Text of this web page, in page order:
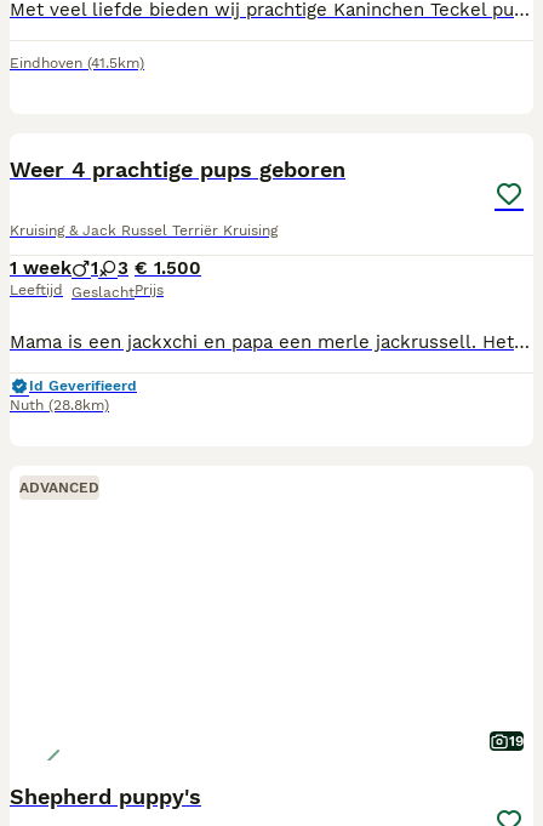
Met veel liefde bieden wij prachtige Kaninchen Teckel pups aan, geboren op 19 juni. Foto 9 zijn papa en mama allebei getest en gezond verklaard. De pups worden: Gevaccineerd Gechipt En zullen in het bezit zijn van een Europees dierenpaspoort. De pups groeien op in een liefdevolle omgeving en zijn sociaal, speels en gewend aan dagelijkse huiselijke geluiden. Hij/zij is byna klaar om naar een warm en liefdevol thuis te gaan. Heb je interesse of wil je meer informatie? Neem gerust contact op voor vragen of om een kennismaking in te plannen.
Eindhoven (41.5km)
Weer 4 prachtige pups geboren
Kruising & Jack Russel Terriër Kruising
1 week
Leeftijd
1 3
Geslacht
€ 1.500
Prijs
Mama is een jackxchi en papa een merle jackrussell. Het zijn 3 teefjes en de bont blue is een reutje. De foto van mama en papa staan erbij. Ze zijn in huis geboren, worden gesocialiseerd en een start met zindelijkheid gemaakt. Ze morgen pas eind september weg. U krijgt van mij dan een puppypakket incl voer en nestknuffeltje en een speeltje mee. Ik zet de adv alrijd vroeg, zodat ik een band kan opbouwem met de mensen en ze de pups kunnen zien opgroeien. Papa en mama op patella getest en vrij hiervan. #BLUE WIT REUTJE IS VERKOCHT!
Id Geverifieerd
Nuth (28.8km)
ADVANCED
19
Shepherd puppy's